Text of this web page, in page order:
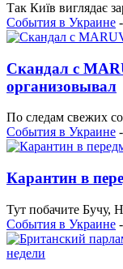
Так Київ виглядає
События в Украине
Скандал с
организовывал
По следам свежих
События в Украине
Карантин в
Тут побачите Бучу,
События в Украине